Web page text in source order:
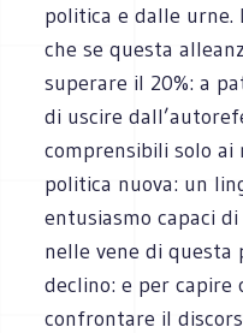
politica e dalle urne.
che se questa
superare il 20%: a
di uscire
comprensibili solo ai
politica nuova: un
entusiasmo capaci
nelle vene di questa
declino: e per capire
confrontare il